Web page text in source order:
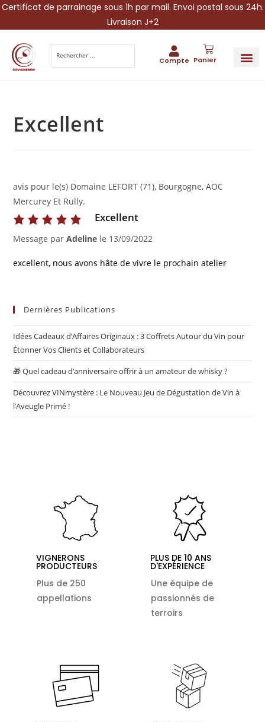
Certificat de parrainage sous 1h par mail. Envoi postal sous 24h.
Livraison J+2
Compte Panier
Excellent
avis pour le(s) Domaine LEFORT (71), Bourgogne, AOC
Mercurey Et Rully.
Excellent
Message parAdeline le 13/09/2022
excellent, nous avons hâte de vivre le prochain atelier
Dernières Publications
Idées Cadeaux d’Affaires Originaux : 3 Coffrets Autour du Vin pour
Étonner Vos Clients et Collaborateurs
🎁 Quel cadeau d’anniversaire offrir à un amateur de whisky ?
Découvrez VINmystère : Le Nouveau Jeu de Dégustation de Vin à
l’Aveugle Primé !
VIGNERONS
PRODUCTEURS
Plus de 250
appellations
PLUS DE 10 ANS
D'EXPÉRIENCE
Une équipe de
passionnés de
terroirs